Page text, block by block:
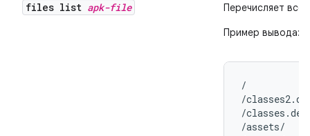
files list apk-file
Перечисляет все
Пример вывода:
/
/
/classes.dex
/assets/